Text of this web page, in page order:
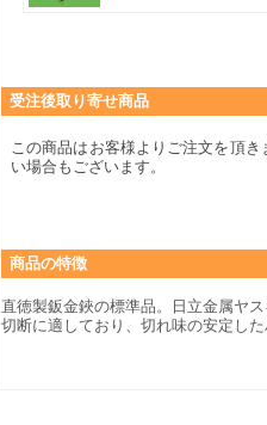
受注後取り寄せ商品
この商品はお客様よりご注文を頂
い場合もございます。
商品の特徴
直徳製鈑金鋏の標準品。日立金属ヤ
切断に適しており、切れ味の安定した